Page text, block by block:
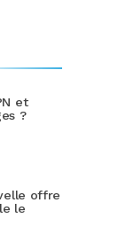
et
?
offre
le